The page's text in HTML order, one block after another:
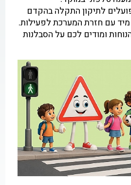
לתיקון התקלה בהקדם
מיד עם חזרת המערכת לפעילות.
ומודים לכם על הסבלנות